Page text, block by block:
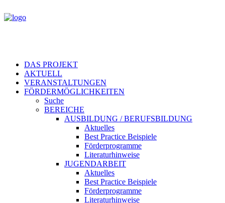
DAS PROJEKT
AKTUELL
VERANSTALTUNGEN
FÖRDERMÖGLICHKEITEN
Suche
BEREICHE
AUSBILDUNG / BERUFSBILDUNG
Aktuelles
Best Practice Beispiele
Förderprogramme
Literaturhinweise
JUGENDARBEIT
Aktuelles
Best Practice Beispiele
Förderprogramme
Literaturhinweise